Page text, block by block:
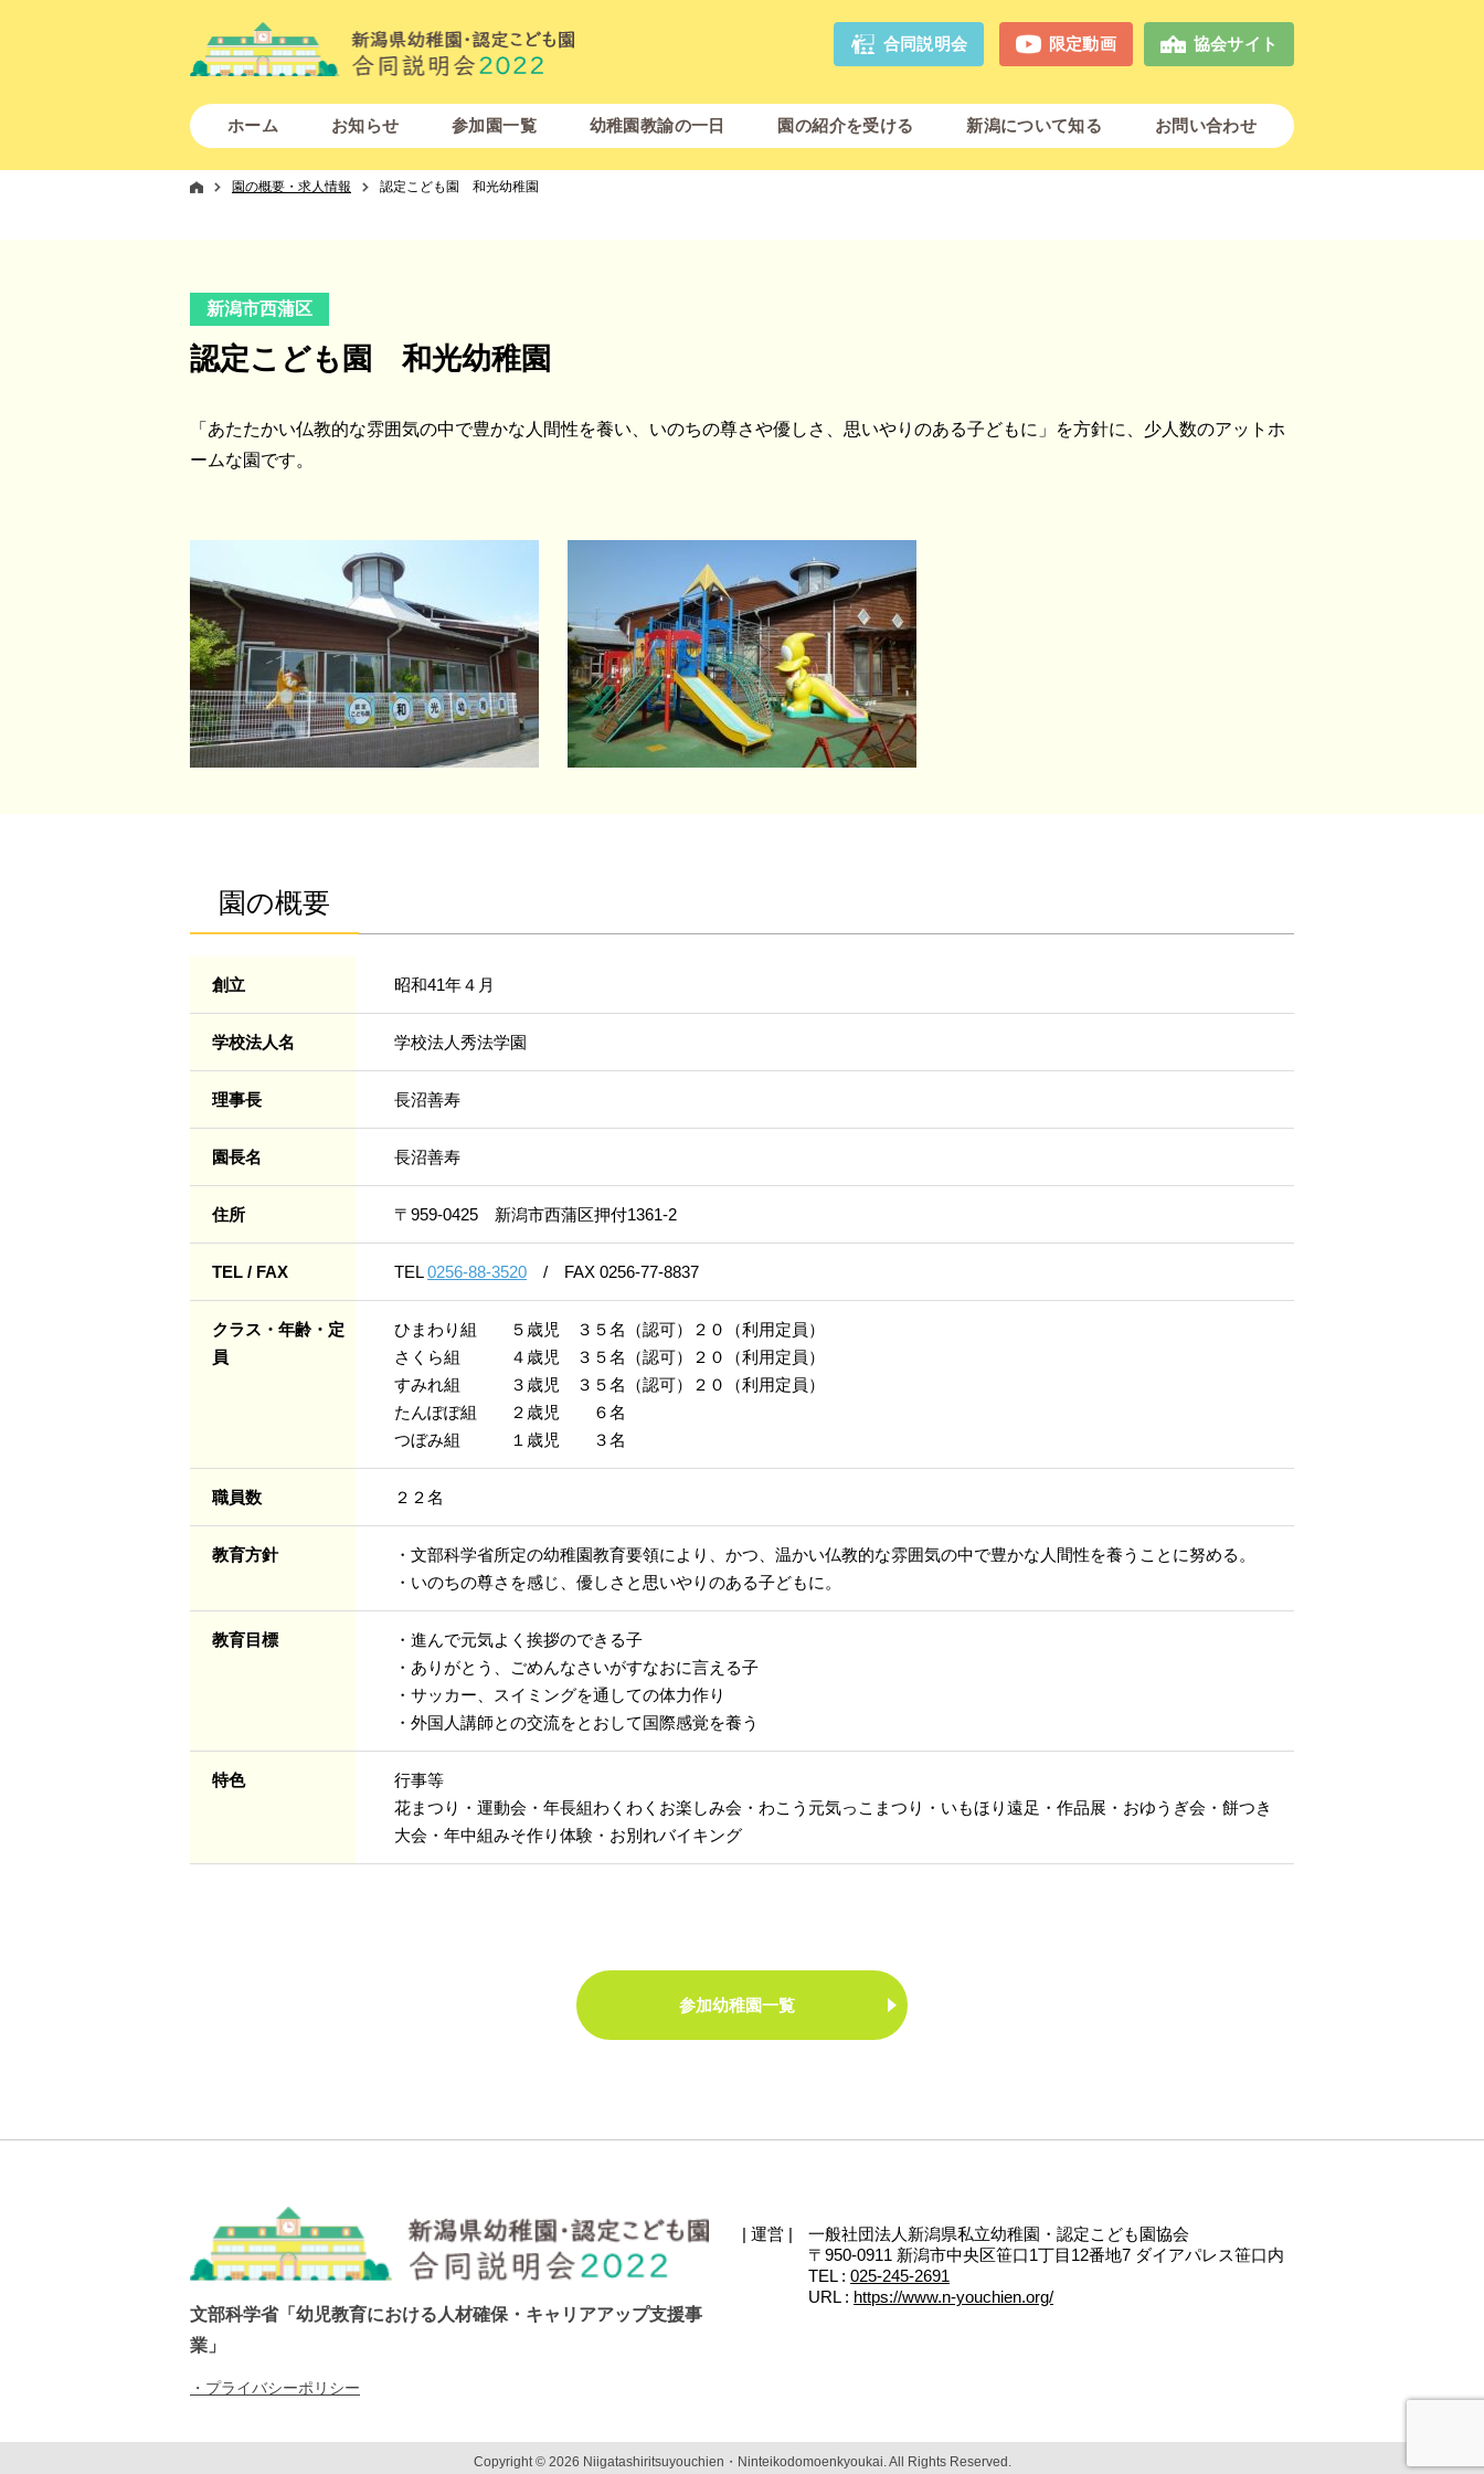
合同説明会 限定動画 協会サイト
ホーム お知らせ 参加園一覧 幼稚園教諭の一日 園の紹介を受ける 新潟について知る お問い合わせ
園の概要・求人情報 認定こども園 和光幼稚園
新潟市西蒲区
認定こども園 和光幼稚園
「あたたかい仏教的な雰囲気の中で豊かな人間性を養い、いのちの尊さや優しさ、思いやりのある子どもに」を方針に、少人数のアットホ
ームな園です。
園の概要
創立 昭和41年４月
学校法人名 学校法人秀法学園
理事長 長沼善寿
園長名 長沼善寿
住所 〒959-0425 新潟市西蒲区押付1361-2
TEL / FAX TEL0256-88-3520 / FAX 0256-77-8837
クラス・年齢・定
員
ひまわり組 ５歳児 ３５名（認可）２０（利用定員）
さくら組 ４歳児 ３５名（認可）２０（利用定員）
すみれ組 ３歳児 ３５名（認可）２０（利用定員）
たんぽぽ組 ２歳児 ６名
つぼみ組 １歳児 ３名
職員数 ２２名
教育方針
・文部科学省所定の幼稚園教育要領により、かつ、温かい仏教的な雰囲気の中で豊かな人間性を養うことに努める。
・いのちの尊さを感じ、優しさと思いやりのある子どもに。
教育目標
・進んで元気よく挨拶のできる子
・ありがとう、ごめんなさいがすなおに言える子
・サッカー、スイミングを通しての体力作り
・外国人講師との交流をとおして国際感覚を養う
特色
行事等
花まつり・運動会・年長組わくわくお楽しみ会・わこう元気っこまつり・いもほり遠足・作品展・おゆうぎ会・餅つき
大会・年中組みそ作り体験・お別れバイキング
参加幼稚園一覧
文部科学省「幼児教育における人材確保・キャリアアップ支援事
業」
・プライバシーポリシー
| 運営 |
一般社団法人新潟県私立幼稚園・認定こども園協会
〒950-0911 新潟市中央区笹口1丁目12番地7 ダイアパレス笹口内
TEL : 025-245-2691
URL : https://www.n-youchien.org/
Copyright © 2026 Niigatashiritsuyouchien・Ninteikodomoenkyoukai. All Rights Reserved.